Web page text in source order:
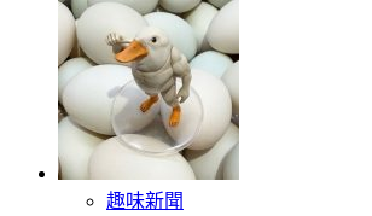
趣味新聞